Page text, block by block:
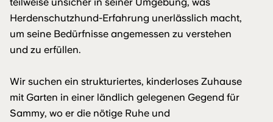
teilweise unsicher in seiner Umgebung, was
Herdenschutzhund-Erfahrung unerlässlich macht,
um seine Bedürfnisse angemessen zu verstehen
und zu erfüllen.
Wir suchen ein strukturiertes, kinderloses Zuhause
mit Garten in einer ländlich gelegenen Gegend für
Sammy, wo er die nötige Ruhe und